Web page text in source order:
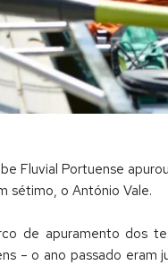
Fluvial Portuense
sétimo, o António Vale.
de apuramento dos
– o ano passado eram